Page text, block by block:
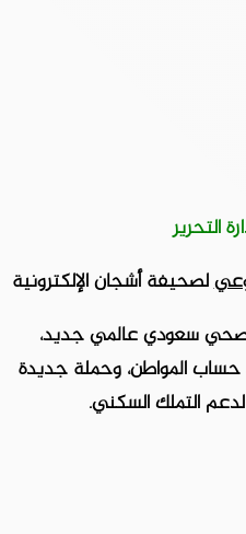
التحرير
لصحيفة أشجان الإلكترونية
صحي سعودي عالمي جديد،
المواطن، وحملة جديدة
التملك السكني.